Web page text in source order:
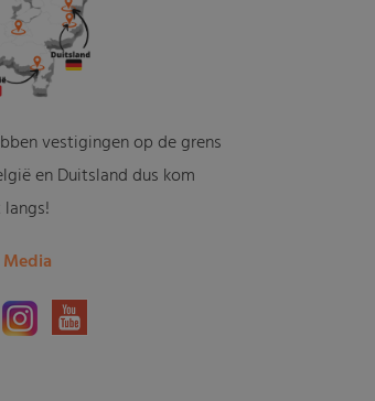
vestigingen op de grens
en Duitsland dus kom